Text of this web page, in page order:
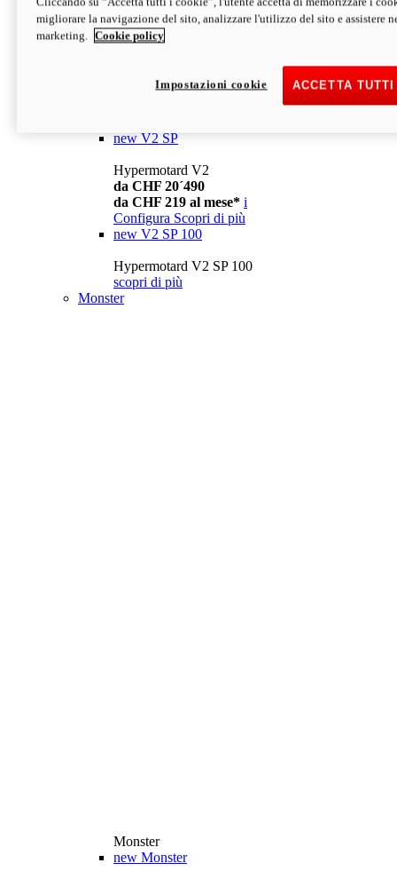
da CHF 13´990
Configura Scopri di più
newV2
da CHF 15´990
new V2 SP
Hypermotard V2
da CHF 20´490
da CHF 219 al mese* i
Configura Scopri di più
new V2 SP 100
Hypermotard V2 SP 100
scopri di più
Monster
Monster
new Monster
migliorare la navigazione del sito, analizzare l'utilizzo del sito e assistere
marketing.
Cookie policy
ACCETTA
Impostazioni cookie